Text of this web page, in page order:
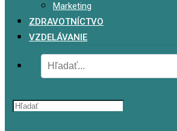
Marketing
ZDRAVOTNÍCTVO
VZDELÁVANIE